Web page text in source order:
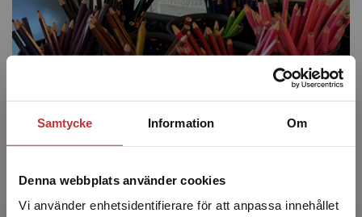
Samtycke Information Om
Denna webbplats använder cookies
Vi använder enhetsidentifierare för att anpassa innehållet